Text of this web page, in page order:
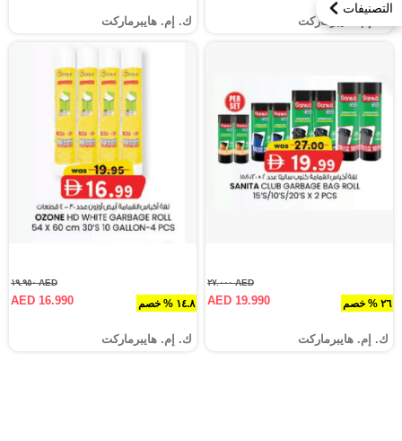
التصنيفات
ك. إم. هايبرماركت ك. إم. هايبرماركت
٢٦ % خصم
AED ٢٧.٠٠٠
AED 19.990
ك. إم. هايبرماركت
١٤.٨ % خصم
AED ١٩.٩٥٠
AED 16.990
ك. إم. هايبرماركت